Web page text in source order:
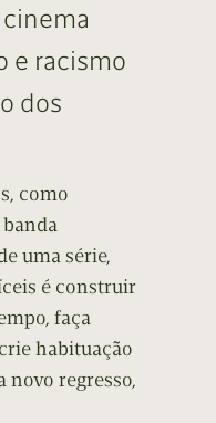
e racismo
dos
como
uma série,
é construir
faça
habituação
novo regresso,